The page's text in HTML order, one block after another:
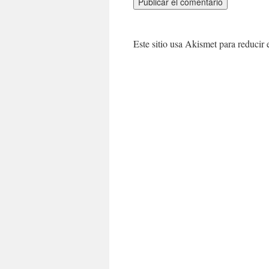
Este sitio usa Akismet para reducir